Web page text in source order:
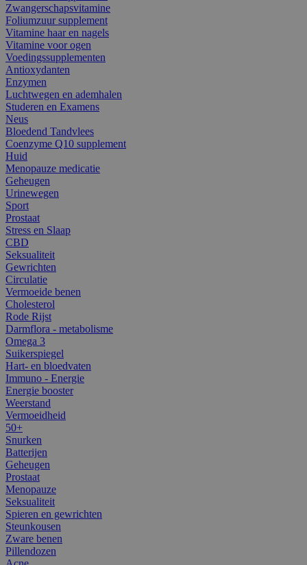
Zwangerschapsvitamine
Foliumzuur supplement
Vitamine haar en nagels
Vitamine voor ogen
Voedingssupplementen
Antioxydanten
Enzymen
Luchtwegen en ademhalen
Studeren en Examens
Neus
Bloedend Tandvlees
Coenzyme Q10 supplement
Huid
Menopauze medicatie
Geheugen
Urinewegen
Sport
Prostaat
Stress en Slaap
CBD
Seksualiteit
Gewrichten
Circulatie
Vermoeide benen
Cholesterol
Rode Rijst
Darmflora - metabolisme
Omega 3
Suikerspiegel
Hart- en bloedvaten
Immuno - Energie
Energie booster
Weerstand
Vermoeidheid
50+
Snurken
Batterijen
Geheugen
Prostaat
Menopauze
Seksualiteit
Spieren en gewrichten
Steunkousen
Zware benen
Pillendozen